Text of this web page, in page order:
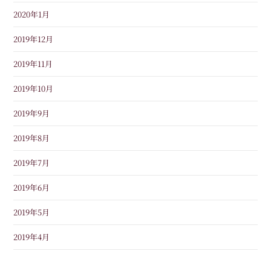
2020年1月
2019年12月
2019年11月
2019年10月
2019年9月
2019年8月
2019年7月
2019年6月
2019年5月
2019年4月